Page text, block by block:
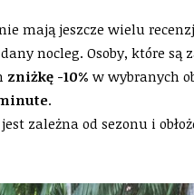
mają jeszcze wielu
nocleg. Osoby, które są
zniżkę -10% w wybranych
.
zależna od sezonu i